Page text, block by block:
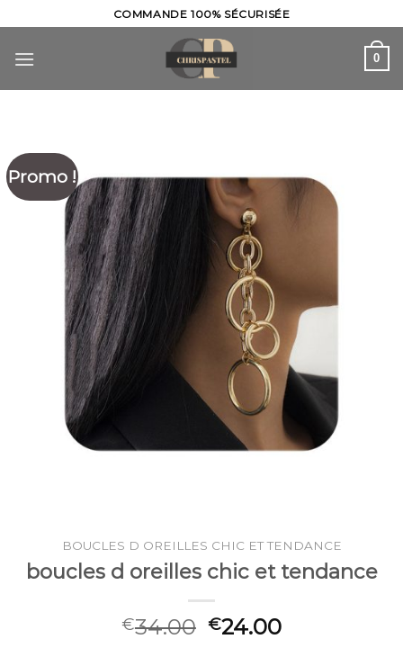
to
content
COMMANDE 100% SÉCURISÉE
0
Promo !
BOUCLES D OREILLES CHIC ET TENDANCE
boucles d oreilles chic et tendance
€34.00 €24.00